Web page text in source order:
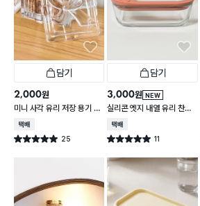
담기
2,000원
미니 사각 유리 저장 용기 13
0 ml
택배배송
별점 5.0점 25
건 작성
담기
NEW
3,000원
실리콘 엣지 내열 유리 찬통
550 ml
택배배송
별점 5.0점 11
건 작성